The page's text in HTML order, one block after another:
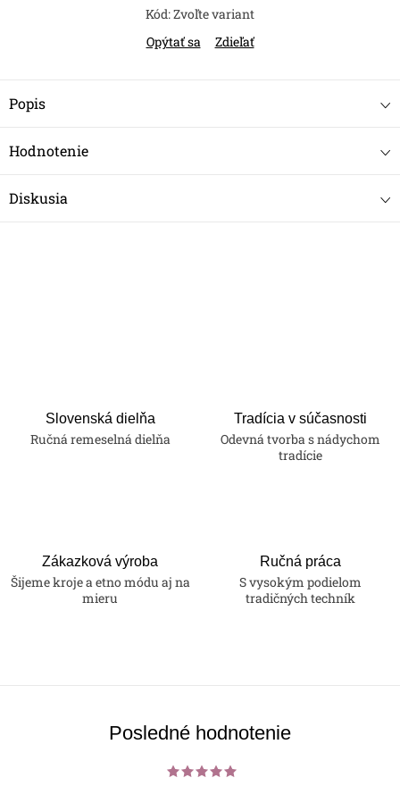
Kód:Zvoľte variant
Opýtať sa
Zdieľať
Popis
Hodnotenie
Diskusia
Slovenská dielňa
Ručná remeselná dielňa
Tradícia v súčasnosti
Odevná tvorba s nádychom
tradície
Zákazková výroba
Šijeme kroje a etno módu aj na
mieru
Ručná práca
S vysokým podielom
tradičných techník
Posledné hodnotenie